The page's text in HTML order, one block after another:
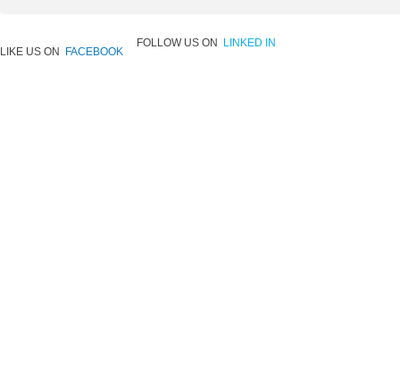
LIKE US ON FACEBOOK
FOLLOW US ON LINKED IN